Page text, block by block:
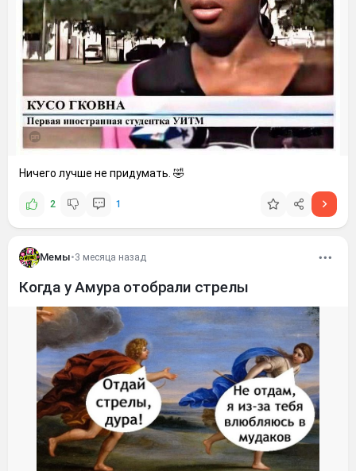
Ничего лучше не придумать. 🤣
2 1
Мемы•3 месяца назад
Когда у Амура отобрали стрелы